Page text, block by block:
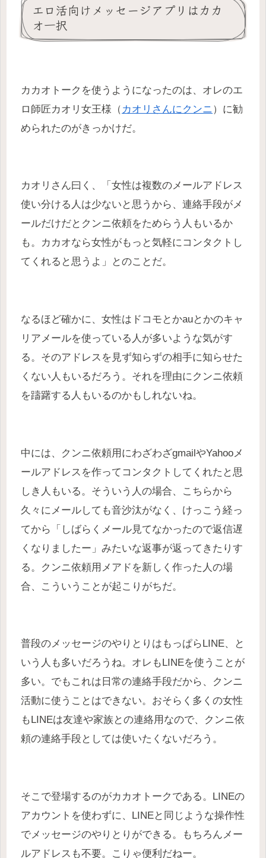
エロ活向けメッセージアプリはカカ
オ一択
カカオトークを使うようになったのは、オレのエ
ロ師匠カオリ女王様（ カオリさんにクンニ ）に勧
められたのがきっかけだ。
カオリさん曰く、「女性は複数のメールアドレス
使い分ける人は少ないと思うから、連絡手段がメ
ールだけだとクンニ依頼をためらう人もいるか
も。カカオなら女性がもっと気軽にコンタクトし
てくれると思うよ」とのことだ。
なるほど確かに、女性はドコモとかauとかのキャ
リアメールを使っている人が多いような気がす
る。そのアドレスを見ず知らずの相手に知らせた
くない人もいるだろう。それを理由にクンニ依頼
を躊躇する人もいるのかもしれないね。
中には、クンニ依頼用にわざわざgmailやYahooメ
ールアドレスを作ってコンタクトしてくれたと思
しき人もいる。そういう人の場合、こちらから
久々にメールしても音沙汰がなく、けっこう経っ
てから「しばらくメール見てなかったので返信遅
くなりましたー」みたいな返事が返ってきたりす
る。クンニ依頼用メアドを新しく作った人の場
合、こういうことが起こりがちだ。
普段のメッセージのやりとりはもっぱらLINE、と
いう人も多いだろうね。オレもLINEを使うことが
多い。でもこれは日常の連絡手段だから、クンニ
活動に使うことはできない。おそらく多くの女性
もLINEは友達や家族との連絡用なので、クンニ依
頼の連絡手段としては使いたくないだろう。
そこで登場するのがカカオトークである。LINEの
アカウントを使わずに、LINEと同じような操作性
でメッセージのやりとりができる。もちろんメー
ルアドレスも不要。こりゃ便利だねー。